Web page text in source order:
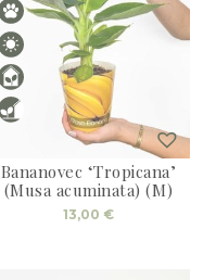
Bananovec ‘Tropicana’
(Musa acuminata) (M)
13,00 €